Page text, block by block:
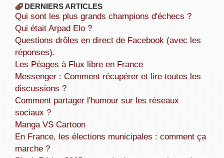
DERNIERS ARTICLES
Qui sont les plus grands champions d'échecs ?
Qui était Arpad Elo ?
Questions drôles en direct de Facebook (avec les
réponses).
Les Péages à Flux libre en France
Messenger : Comment récupérer et lire toutes les
discussions ?
Comment partager l'humour sur les réseaux
sociaux ?
Manga VS Cartoon
En France, les élections municipales : comment ça
marche ?